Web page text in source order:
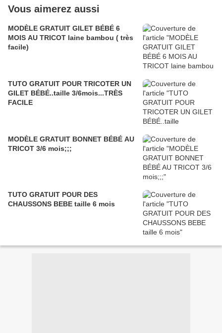
Vous aimerez aussi
MODÈLE GRATUIT GILET BÉBÉ 6
MOIS AU TRICOT laine bambou ( très
facile)
TUTO GRATUIT POUR TRICOTER UN
GILET BÉBÉ..taille 3/6mois...TRÈS
FACILE
MODÈLE GRATUIT BONNET BÉBÉ AU
TRICOT 3/6 mois;;;
TUTO GRATUIT POUR DES
CHAUSSONS BEBE taille 6 mois